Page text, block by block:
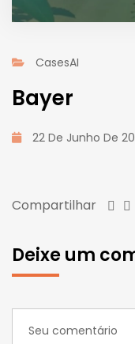
CasesAI
Bayer
22 De Junho De
Compartilhar
Deixe um